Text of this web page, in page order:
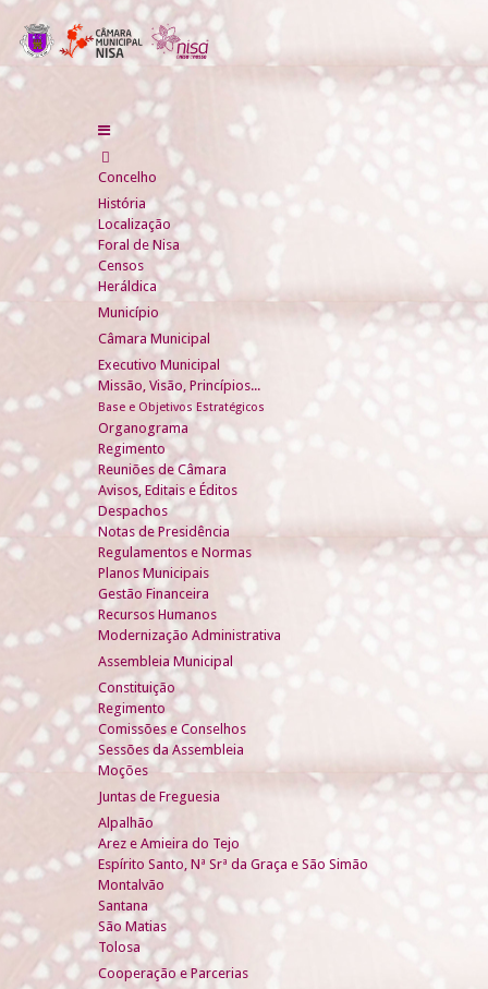
Concelho
História
Localização
Foral de Nisa
Censos
Heráldica
Município
Câmara Municipal
Executivo Municipal
Missão, Visão, Princípios...
Base e Objetivos Estratégicos
Organograma
Regimento
Reuniões de Câmara
Avisos, Editais e Éditos
Despachos
Notas de Presidência
Regulamentos e Normas
Planos Municipais
Gestão Financeira
Recursos Humanos
Modernização Administrativa
Assembleia Municipal
Constituição
Regimento
Comissões e Conselhos
Sessões da Assembleia
Moções
Juntas de Freguesia
Alpalhão
Arez e Amieira do Tejo
Espírito Santo, Nª Srª da Graça e São Simão
Montalvão
Santana
São Matias
Tolosa
Cooperação e Parcerias